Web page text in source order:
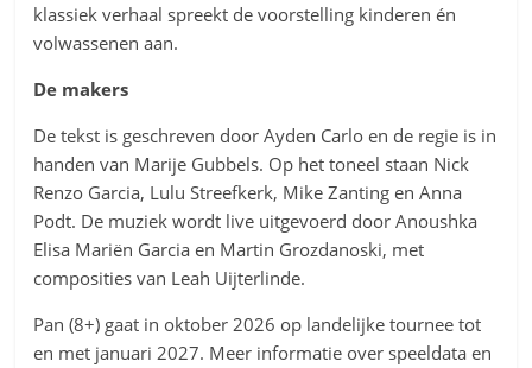
klassiek verhaal spreekt de voorstelling kinderen én
volwassenen aan.
De makers
De tekst is geschreven door Ayden Carlo en de regie is in
handen van Marije Gubbels. Op het toneel staan Nick
Renzo Garcia, Lulu Streefkerk, Mike Zanting en Anna
Podt. De muziek wordt live uitgevoerd door Anoushka
Elisa Mariën Garcia en Martin Grozdanoski, met
composities van Leah Uijterlinde.
Pan (8+) gaat in oktober 2026 op landelijke tournee tot
en met januari 2027. Meer informatie over speeldata en